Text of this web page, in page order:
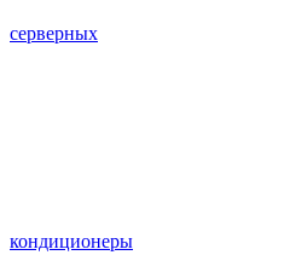
серверных
кондиционеры